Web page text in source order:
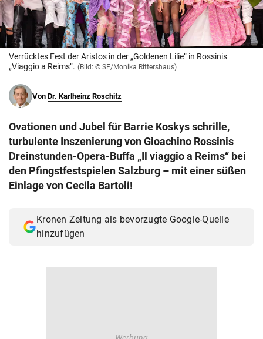
© Krone Multimedia GmbH & Co KG 2026
Muthgasse 2, 1190 Wien
Verrücktes Fest der Aristos in der „Goldenen Lilie“ in Rossinis
„Viaggio a Reims“. (Bild: © SF/Monika Rittershaus)
Von Dr. Karlheinz Roschitz
Ovationen und Jubel für Barrie Koskys schrille,
turbulente Inszenierung von Gioachino Rossinis
Dreinstunden-Opera-Buffa „Il viaggio a Reims“ bei
den Pfingstfestspielen Salzburg – mit einer süßen
Einlage von Cecila Bartoli!
Kronen Zeitung als bevorzugte Google-Quelle
hinzufügen